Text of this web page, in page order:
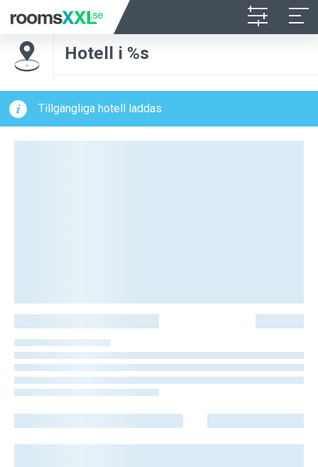
Hotell i %s
Tillgängliga hotell laddas